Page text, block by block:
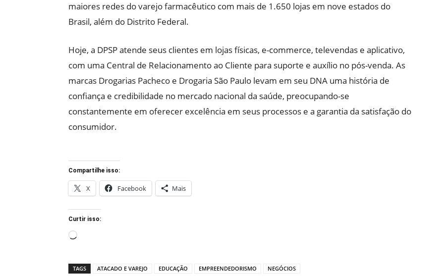
maiores redes do varejo farmacêutico com mais de 1.650 lojas em nove estados do
Brasil, além do Distrito Federal.
Hoje, a DPSP atende seus clientes em lojas físicas, e-commerce, televendas e aplicativo,
com uma Central de Relacionamento ao Cliente para suporte e auxílio no pós-venda. As
marcas Drogarias Pacheco e Drogaria São Paulo levam em seu DNA uma história de
confiança e credibilidade no mercado nacional da saúde, preocupando-se
constantemente em oferecer excelência em seus processos e a garantia da satisfação do
consumidor.
Compartilhe isso:
X Facebook Mais
Curtir isso:
Carregando...
TAGS ATACADO E VAREJO EDUCAÇÃO EMPREENDEDORISMO NEGÓCIOS